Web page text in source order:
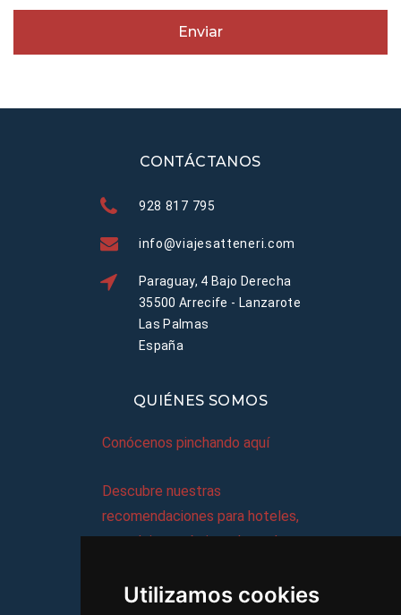
Utilizamos cookies
Enviar
CONTÁCTANOS
928 817 795
info@viajesatteneri.com
Paraguay, 4 Bajo Derecha
35500 Arrecife - Lanzarote
Las Palmas
España
QUIÉNES SOMOS
Conócenos pinchando aquí
Descubre nuestras
recomendaciones para hoteles,
complejos turísticos, hostales,
viajes, y mucho más!